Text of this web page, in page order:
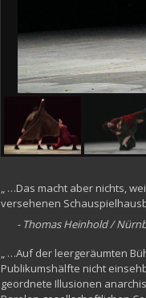
„ …Das macht aber nichts,
versehenen
- Thomas Heinhold /
„ …Auf der leergeräumten
Publikumshälfte nicht
geordnete Illusionen